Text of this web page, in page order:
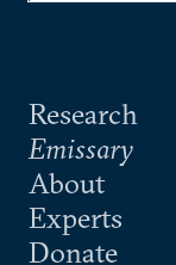
Research
Emissary
About
Experts
Donate